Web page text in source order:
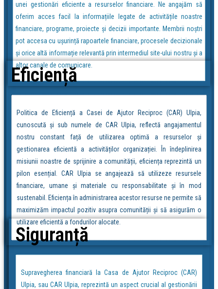
unei gestionări eficiente a resurselor financiare. Ne angajăm să
oferim acces facil la informațiile legate de activitățile noastre
financiare, programe, proiecte și decizii importante. Membrii noștri
pot accesa cu ușurință rapoartele financiare, procesele decizionale
și orice altă informație relevantă prin intermediul site-ului nostru și a
altor canale de comunicare.
Eficiență
Politica de Eficiență a Casei de Ajutor Reciproc (CAR) Ulpia,
cunoscută și sub numele de CAR Ulpia, reflectă angajamentul
nostru constant față de utilizarea optimă a resurselor și
gestionarea eficientă a activităților organizației. În îndeplinirea
misiunii noastre de sprijinire a comunității, eficiența reprezintă un
pilon esențial. CAR Ulpia se angajează să utilizeze resursele
financiare, umane și materiale cu responsabilitate și în mod
sustenabil. Eficiența în administrarea acestor resurse ne permite să
maximizăm impactul pozitiv asupra comunității și să asigurăm o
utilizare eficientă a fondurilor alocate.
Siguranță
Supravegherea financiară la Casa de Ajutor Reciproc (CAR)
Ulpia, sau CAR Ulpia, reprezintă un aspect crucial al gestionării